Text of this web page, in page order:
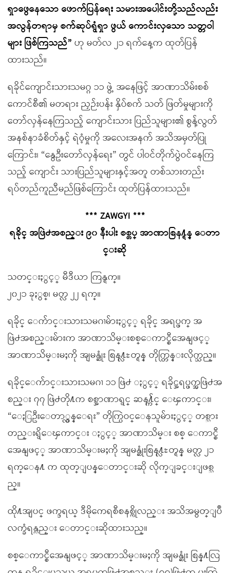
ရှာဖွေနေသော ဖောက်ပြန်ရေး သမားအပေါင်းတို့သည်လည်း
အလွန်တရာမှ စက်ဆုပ်ရွံရှာ ဖွယ် ကောင်းလှသော သတ္တဝါ
များ ဖြစ်ကြသည်” ဟု မတ်လ ၂၁ ရက်နေ့က ထုတ်ပြန်
ထားသည်။
ရခိုင်ကျောင်းသားသမဂ္ဂ ၁၁ ဖွဲ့ အနေဖြင့် အာဏာသိမ်းစစ်
ကောင်စီ၏ မတရား ညှဉ်းပန်း နှိပ်စက် သတ် ဖြတ်မှုများကို
တော်လှန်နေကြသည့် ကျောင်းသား ပြည်သူများ၏ စွန့်လွတ်
အနစ်နာခံစိတ်နှင့် ရဲဝံ့မှုကို အလေးအနက် အသိအမှတ်ပြု
ကြောင်း၊ “နွေဦးတော်လှန်ရေး” တွင် ပါဝင်တိုက်ပွဲဝင်နေကြ
သည့် ကျောင်း သားပြည်သူများနှင့်အတူ တစ်သားတည်း
ရပ်တည်ကူညီမည်ဖြစ်ကြောင်း ထုတ်ပြန်ထားသည်။
*** ZAWGYI ***
ရခိုင္ အဖြဲ႕အစည္း ၉၀ နီးပါး စစ္တပ္ အာဏာစြန႔္ရန္ ေတာ
င္းဆို
သတင္းႏွင့္ မီဒီယာ ကြန္ရက္။
၂၀၂၁ ခုႏွစ္၊ မတ္လ ၂၂ ရက္။
ရခိုင္ ေက်ာင္းသားသမဂၢမ်ားႏွင့္ ရခိုင္ အရပ္ဖက္ အ
ဖြဲ႕အစည္းမ်ားက အာဏာသိမ္းစစ္ေကာင္စီအေနျဖင့္
အာဏာသိမ္းမႈကို အျမန္ဆုံး စြန႔္လႊတ္ရန္ တိုက္တြန္းလိုက္သည္။
ရခိုင္ေက်ာင္းသားသမဂၢ ၁၁ ဖြဲ႕ ႏွင့္ ရခိုင္အရပ္ဖက္အဖြဲ႕အ
စည္း ၇၇ ဖြဲ႕တို႔က စစ္အာဏာရွင္ ဆန႔္က်င္ ေၾကာင္း၊
“ေႏြဦးေတာ္လွန္ေရး” တိုက္ပြဲဝင္ေနသူမ်ားႏွင့္ တစ္သား
တည္းရွိေၾကာင္း ႏွင့္ အာဏာသိမ္း စစ္ ေကာင္စီ
အေနျဖင့္ အာဏာသိမ္းမႈကို အျမန္ဆုံးစြန႔္လႊတ္ရန္ မတ္လ ၂၁
ရက္ေန႔ က ထုတ္ျပန္ေတာင္းဆို လိုက္ျခင္းျဖစ္သ
ည္။
ထို႔အျပင္ ဖက္ဒရယ္ ဒီမိုကေရစီစနစ္ကိုလည္း အသိအမွတ္ျပဳ
လက္ခံရန္လည္း ေတာင္းဆိုထားသည္။
စစ္ေကာင္စီအေနျဖင့္ အာဏာသိမ္းမႈကို အျမန္ဆုံး စြန္႔လြ